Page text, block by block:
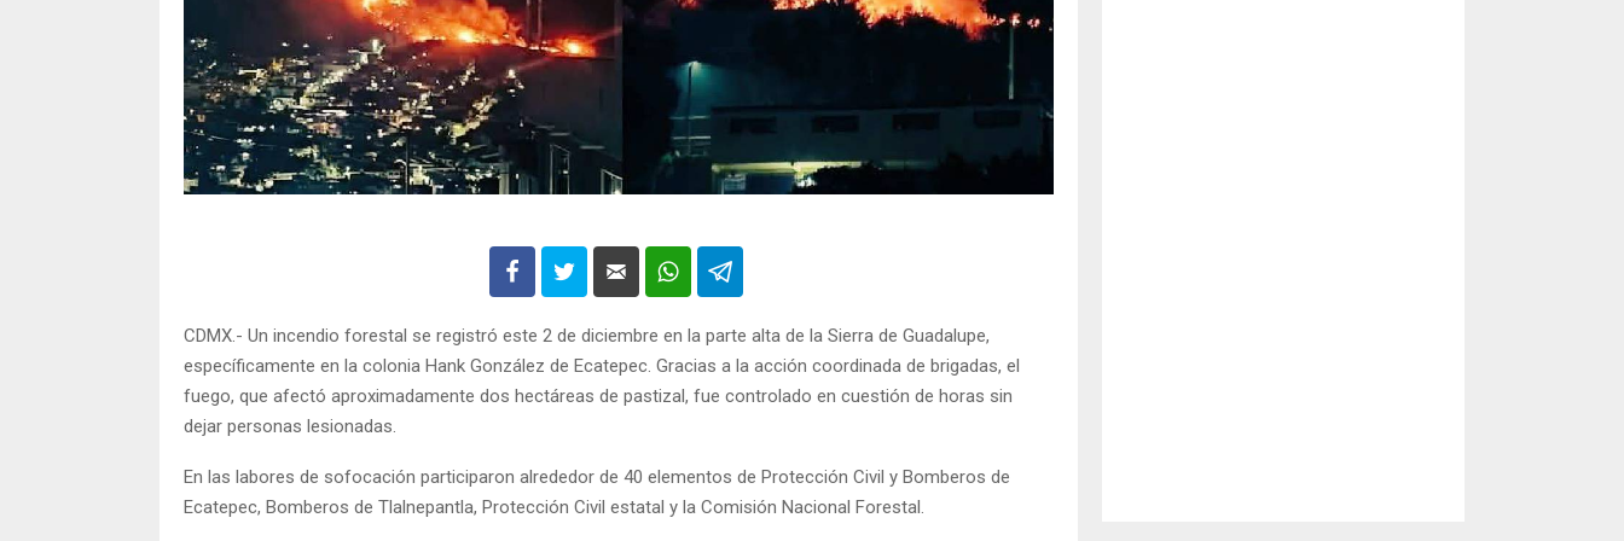
CDMX.- Un incendio forestal se registró este 2 de diciembre en la parte alta de la Sierra de Guadalupe,
específicamente en la colonia Hank González de Ecatepec. Gracias a la acción coordinada de brigadas, el
fuego, que afectó aproximadamente dos hectáreas de pastizal, fue controlado en cuestión de horas sin
dejar personas lesionadas.
En las labores de sofocación participaron alrededor de 40 elementos de Protección Civil y Bomberos de
Ecatepec, Bomberos de Tlalnepantla, Protección Civil estatal y la Comisión Nacional Forestal.